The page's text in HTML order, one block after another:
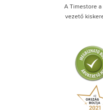
A Timestore
vezető